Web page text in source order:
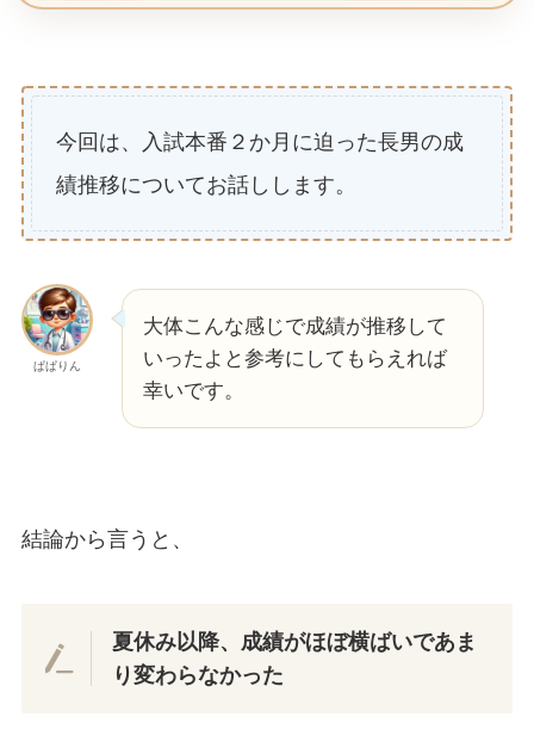
今回は、入試本番２か月に迫った長男の成
績推移についてお話しします。
ぱぱりん
大体こんな感じで成績が推移して
いったよと参考にしてもらえれば
幸いです。
結論から言うと、
夏休み以降、成績がほぼ横ばいであま
り変わらなかった